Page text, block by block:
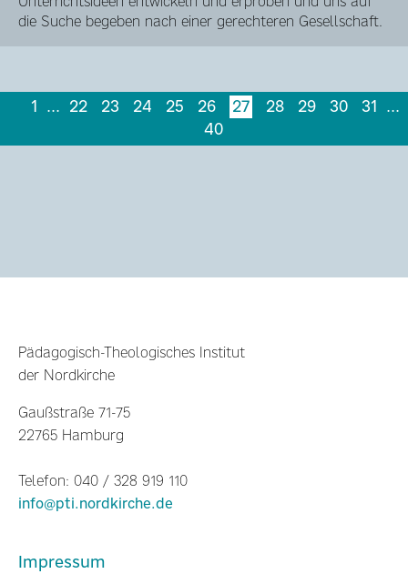
die Suche begeben nach einer gerechteren Gesellschaft.
1 ... 22 23 24 25 26 27 28 29 30 31 ...
40
Pädagogisch-Theologisches Institut
der Nordkirche
Gaußstraße 71-75
22765 Hamburg
Telefon: 040 / 328 919 110
info@pti.nordkirche.de
Impressum